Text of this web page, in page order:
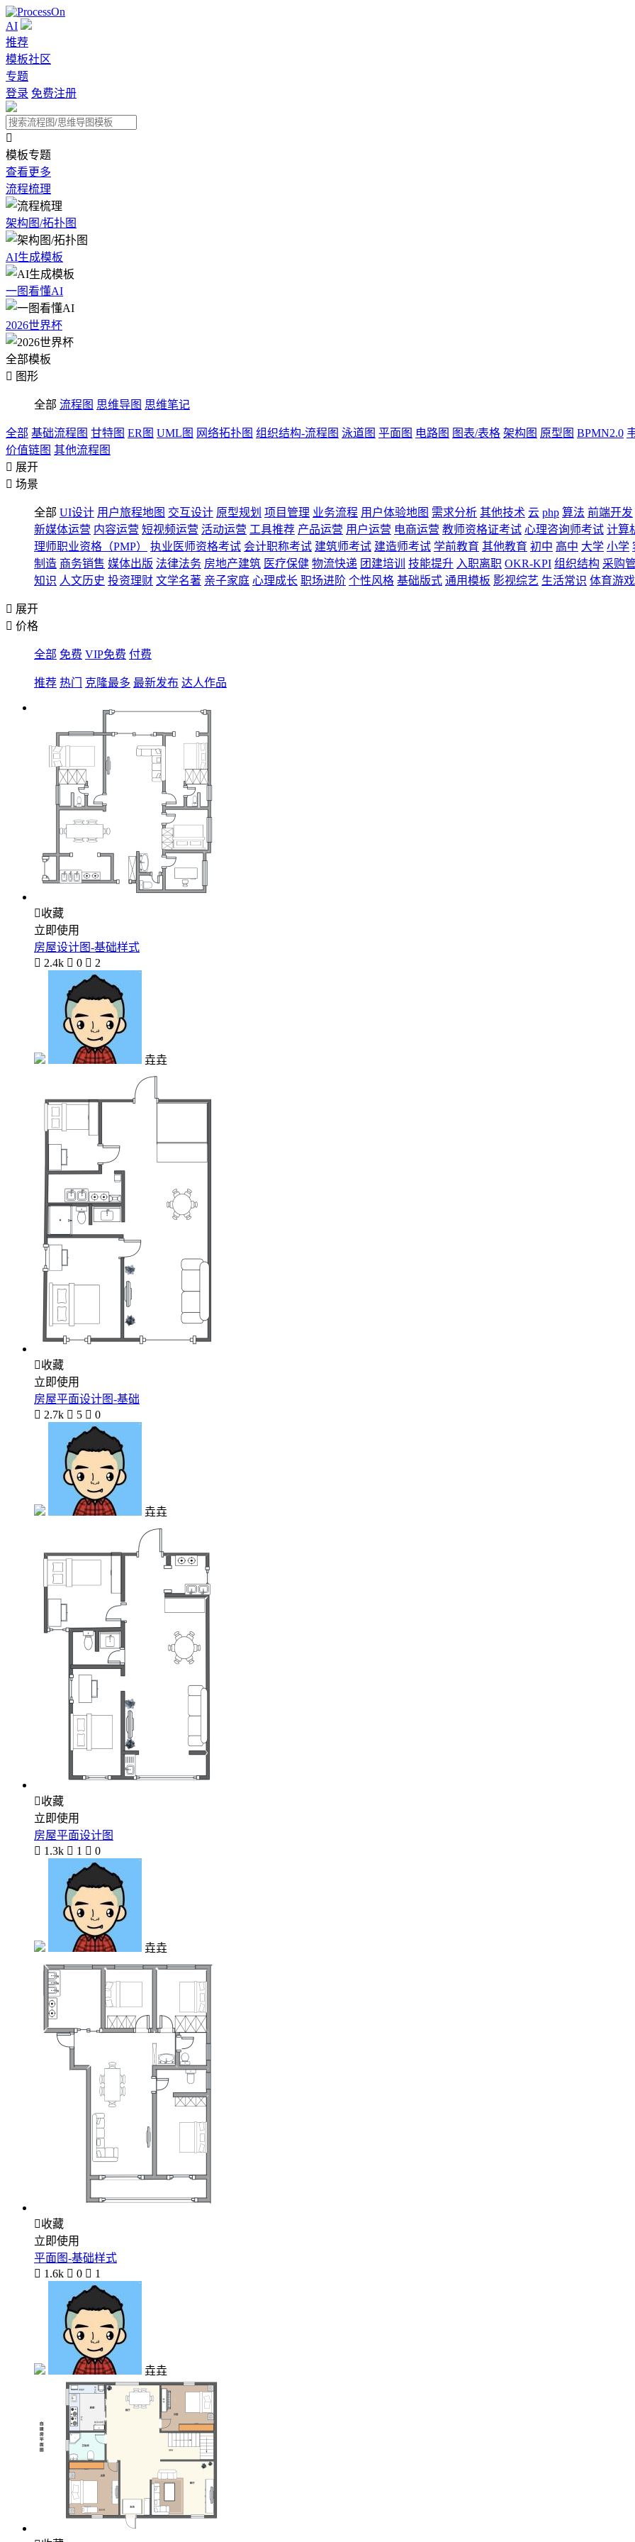
AI
推荐
模板社区
专题
登录 免费注册

模板专题
查看更多
流程梳理
架构图/拓扑图
AI生成模板
一图看懂AI
2026世界杯
全部模板
 图形
全部 流程图 思维导图 思维笔记
全部 基础流程图 甘特图 ER图 UML图 网络拓扑图 组织结构-流程图 泳道图 平面图 电路图 图表/表格 架构图 原型图 BPMN2.0
价值链图 其他流程图
 展开
 场景
全部 UI设计 用户旅程地图 交互设计 原型规划 项目管理 业务流程 用户体验地图 需求分析 其他技术 云 php 算法 前端开发
新媒体运营 内容运营 短视频运营 活动运营 工具推荐 产品运营 用户运营 电商运营 教师资格证考试 心理咨询师考试 计算
理师职业资格（PMP）
执业医师资格考试 会计职称考试 建筑师考试 建造师考试 学前教育 其他教育 初中 高中 大学 小学
制造 商务销售 媒体出版 法律法务 房地产建筑 医疗保健 物流快递 团建培训 技能提升 入职离职 OKR-KPI 组织结构 采购
知识 人文历史 投资理财 文学名著 亲子家庭 心理成长 职场进阶 个性风格 基础版式 通用模板 影视综艺 生活常识 体育游戏
 展开
 价格
全部 免费 VIP免费 付费
推荐 热门 克隆最多 最新发布 达人作品
收藏
立即使用
房屋设计图-基础样式
 2.4k  0  2
垚垚
收藏
立即使用
房屋平面设计图-基础
 2.7k  5  0
垚垚
收藏
立即使用
房屋平面设计图
 1.3k  1  0
垚垚
收藏
立即使用
平面图-基础样式
 1.6k  0  1
垚垚